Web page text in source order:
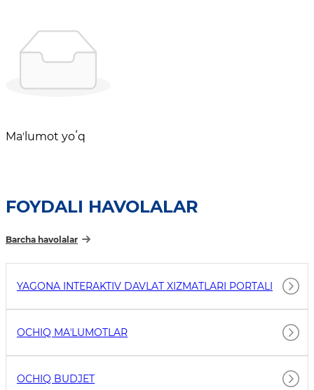
Maʼlumot yoʻq
FOYDALI HAVOLALAR
Barcha havolalar
YAGONA INTERAKTIV DAVLAT XIZMATLARI PORTALI
OCHIQ MAʼLUMOTLAR
OCHIQ BUDJET